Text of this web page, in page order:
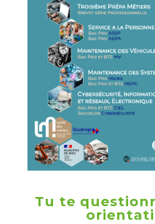
Tu te